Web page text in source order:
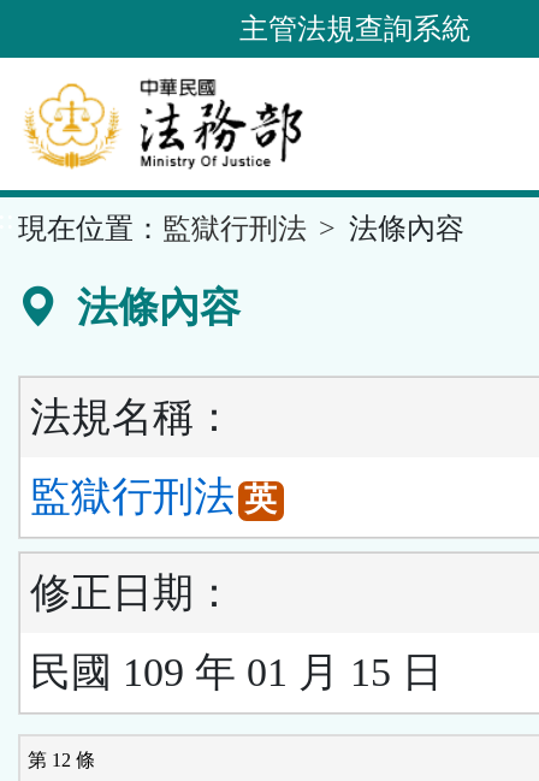
到
要
內
容
區
主管法規查詢系統
現在位置： 監獄行刑法 法條內容
法條內容
法規名稱：
監獄行刑法 英
修正日期：
民國 109 年 01 月 15 日
第 12 條